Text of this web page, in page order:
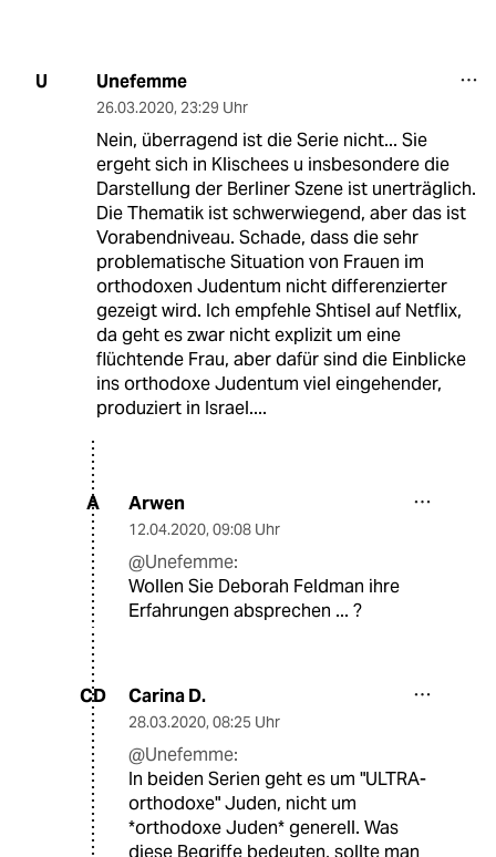
U Unefemme
26.03.2020, 23:29 Uhr
Nein, überragend ist die Serie nicht... Sie
ergeht sich in Klischees u insbesondere die
Darstellung der Berliner Szene ist unerträglich.
Die Thematik ist schwerwiegend, aber das ist
Vorabendniveau. Schade, dass die sehr
problematische Situation von Frauen im
orthodoxen Judentum nicht differenzierter
gezeigt wird. Ich empfehle Shtisel auf Netflix,
da geht es zwar nicht explizit um eine
flüchtende Frau, aber dafür sind die Einblicke
ins orthodoxe Judentum viel eingehender,
produziert in Israel....
A Arwen
12.04.2020, 09:08 Uhr
@Unefemme:
Wollen Sie Deborah Feldman ihre
Erfahrungen absprechen ... ?
CD Carina D.
28.03.2020, 08:25 Uhr
@Unefemme:
In beiden Serien geht es um "ULTRA-
orthodoxe" Juden, nicht um
*orthodoxe Juden* generell. Was
diese Begriffe bedeuten, sollte man